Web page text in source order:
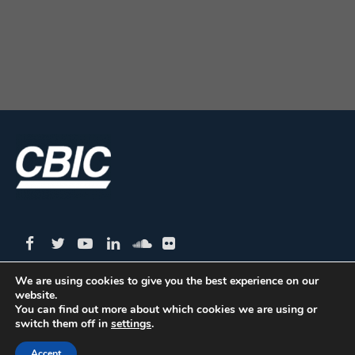
CBIC | SBN Quadra 01 – Bloco I – 4º Andar Edifício:
Armando Monteiro Neto - CEP 70.040-913 - Brasília/DF
We are using cookies to give you the best experience on our
website.
You can find out more about which cookies we are using or
switch them off in settings.